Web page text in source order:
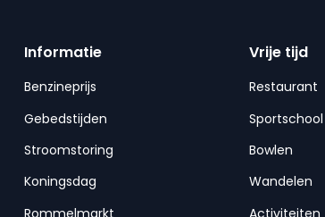
Informatie
Benzineprijs
Gebedstijden
Stroomstoring
Koningsdag
Rommelmarkt
Vrije tijd
Restaurant
Sportschool
Bowlen
Wandelen
Activiteiten